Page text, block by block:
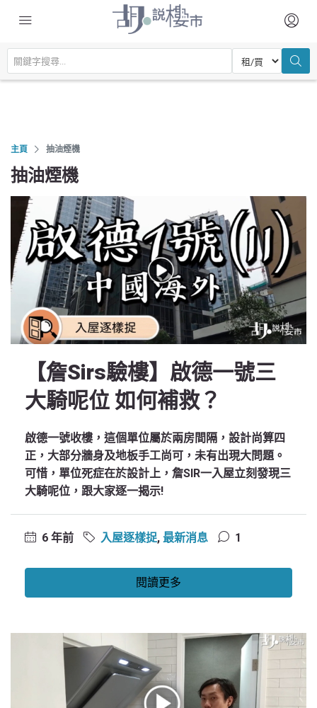
主頁 抽油煙機
抽油煙機
【詹Sirs驗樓】啟德一號三
大騎呢位 如何補救？
啟德一號收樓，這個單位屬於兩房間隔，設計尚算四
正，大部分牆身及地板手工尚可，未有出現大問題。
可惜，單位死症在於設計上，詹SIR一入屋立刻發現三
大騎呢位，跟大家逐一揭示!
6 年前 入屋逐樣捉, 最新消息 1
閱讀更多